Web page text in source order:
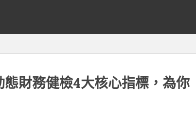
財務健檢4大核心指標，為你